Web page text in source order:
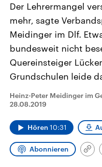
Landtagswahl Sachsen-
2026
Alle Informationen
Sachsen-Anhalt wählt am 6.
September 2026 einen
Landtag. Seit 2021 wird das
Bundesland von einer
CDU, SPD und FDP regiert.-
Umfragen, Prognosen,
und Hintergründe zu den
und Kandidaten der
Wahl.
Sendungen Programm
Der Lehrermangel
mehr, sagte
Meidinger im Dlf.
bundesweit nicht
Quereinsteiger
Grundschulen leide
Heinz-Peter Meidinger im
28.08.2019
Hören 10:31
Abonnieren
Link